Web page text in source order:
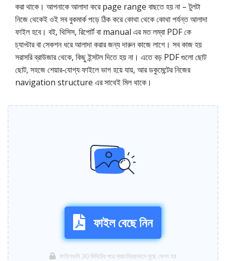
করা থাকে। আপনাকে আলাদা করে page range বাছতে হয় না – টুলটা
নিজে থেকেই ওই সব বুকমার্ক পড়ে ঠিক করে কোথা থেকে কোথা পর্যন্ত আলাদা
ফাইল হবে। বই, থিসিস, রিপোর্ট বা manual এর মত লম্বা PDF কে
চ্যাপ্টার বা সেকশন ধরে আলাদা করার জন্য দারুন কাজে লাগে। সব কাজ হয়
সরাসরি ব্রাউজার থেকে, কিছু ইন্সটল দিতে হয় না। এতে বড় PDF গুলো ছোট
ছোট, সহজে শেয়ার‑যোগ্য ফাইলে ভাগ হয়ে যায়, আর ডকুমেন্টের নিজের
navigation structure এর সাথেই মিল থাকে।
ফাইল বেছে নিন
ফাইলগুলি 30 মিনিটের পরে স্বয়ংক্রিয়ভাবে মুছে ফেলা হয়